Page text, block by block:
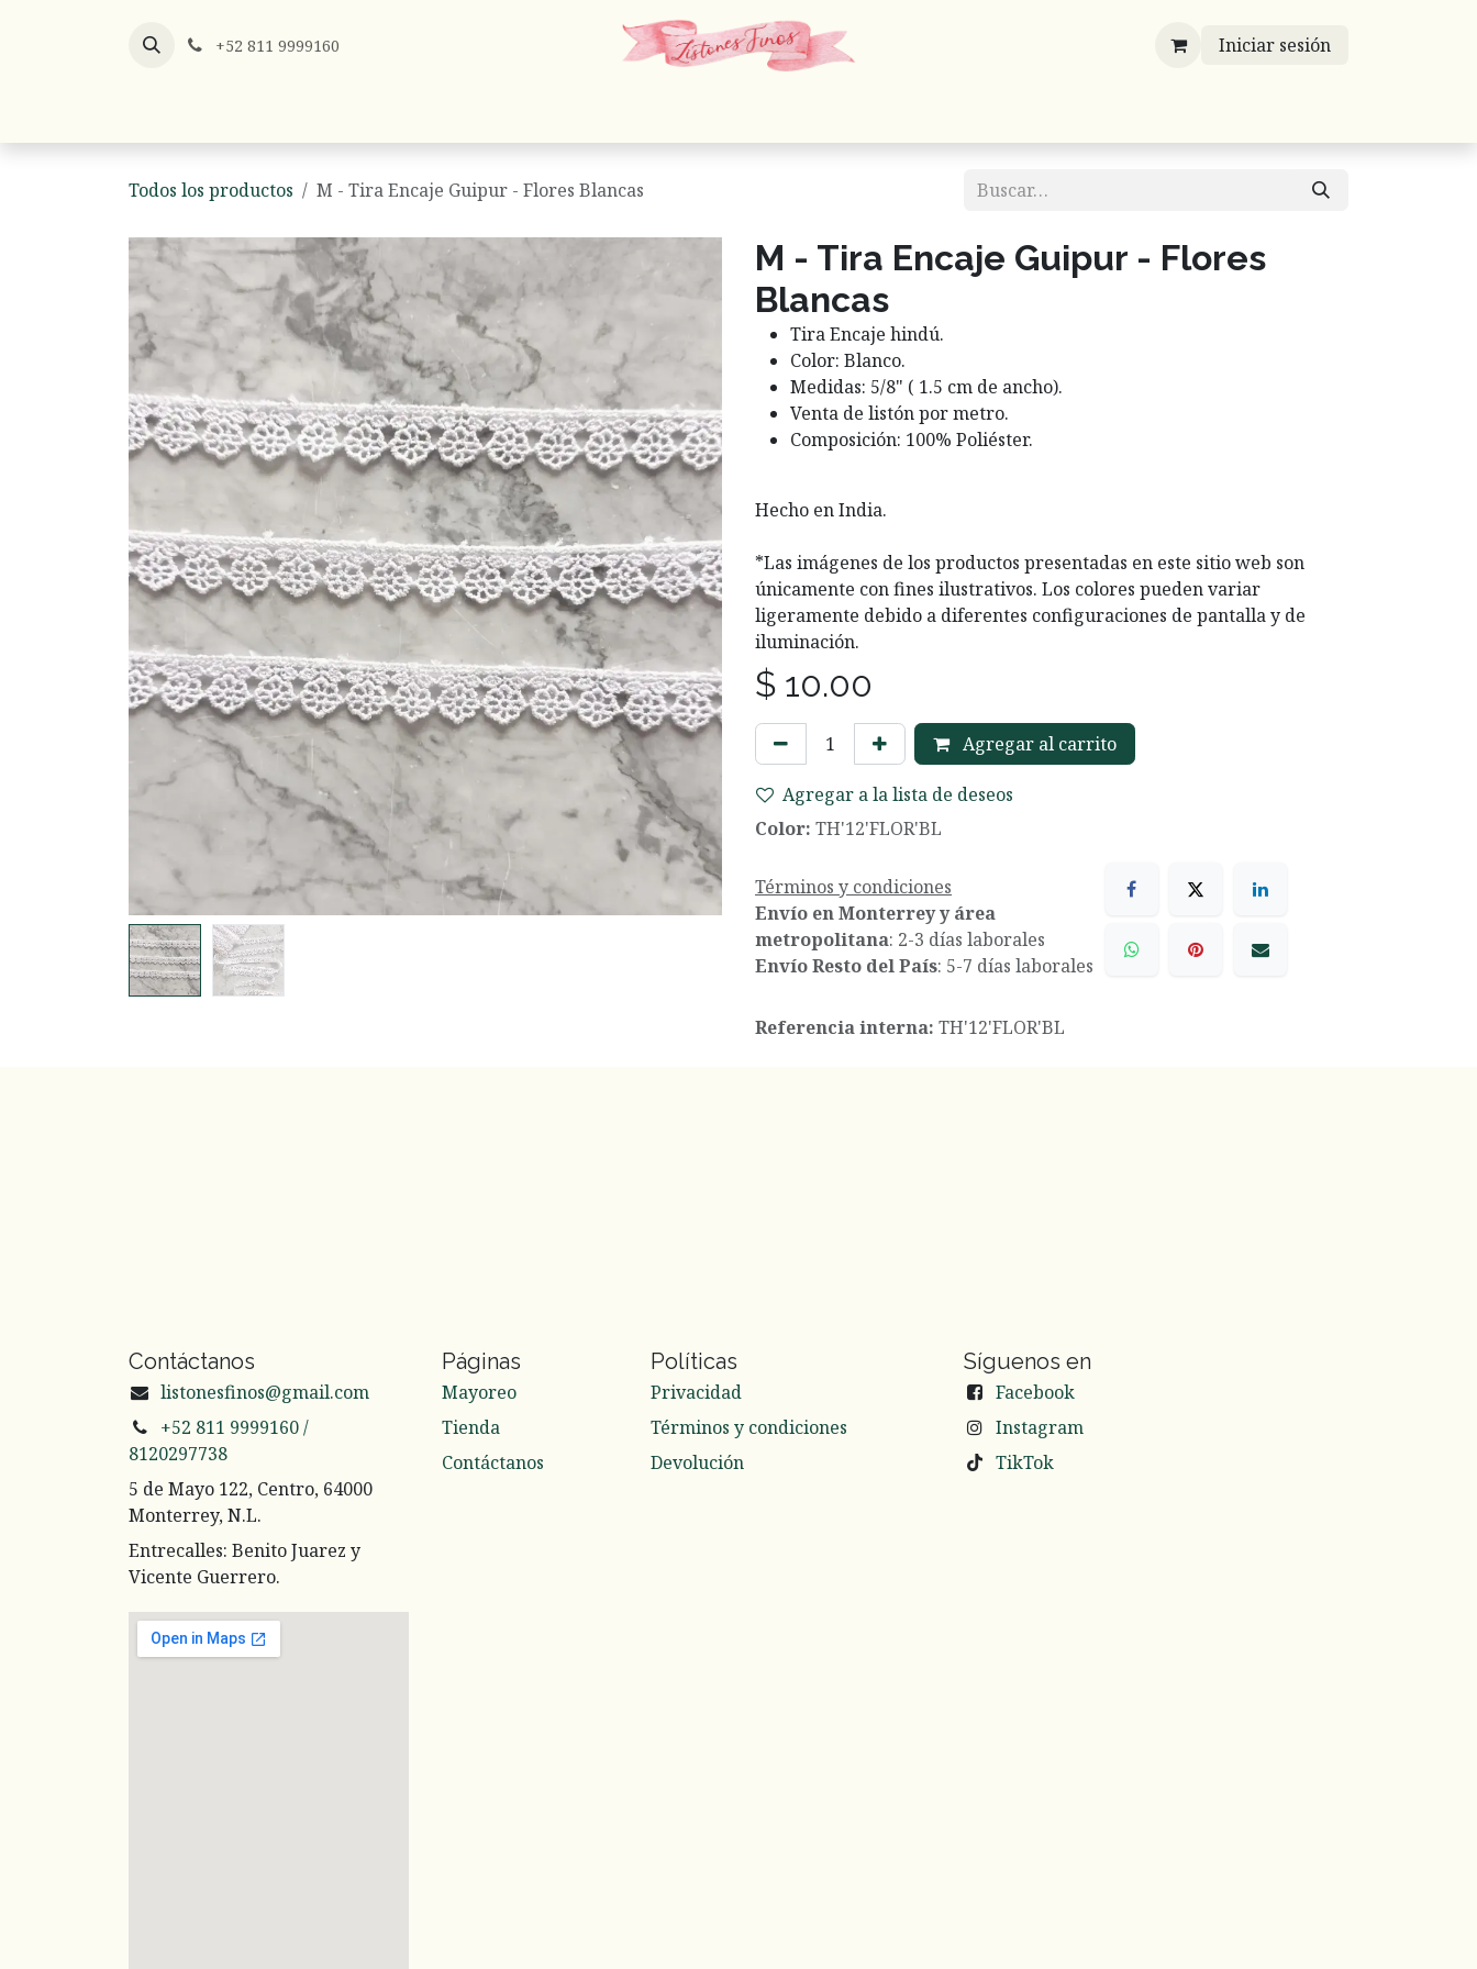
+52 811 9999160 Iniciar sesión
Todos los productos M - Tira Encaje Guipur - Flores Blancas
M - Tira Encaje Guipur - Flores
Blancas
Tira Encaje hindú.
Color: Blanco.
Medidas: 5/8" ( 1.5 cm de ancho).
Venta de listón por metro.
Composición: 100% Poliéster.
Hecho en India.
*Las imágenes de los productos presentadas en este sitio web son
únicamente con fines ilustrativos. Los colores pueden variar
ligeramente debido a diferentes configuraciones de pantalla y de
iluminación.
$ 10.00
Agregar al carrito
Agregar a la lista de deseos
Color: TH'12'FLOR'BL
Términos y condiciones
Envío en Monterrey y área
metropolitana: 2-3 días laborales
Envío Resto del País: 5-7 días laborales
Referencia interna: TH'12'FLOR'BL
Contáctanos
listonesfinos@gmail.com
+52 811 9999160 /
8120297738
5 de Mayo 122, Centro, 64000
Monterrey, N.L.
Entrecalles: Benito Juarez y
Vicente Guerrero.
Páginas
Mayoreo
Tienda
Contáctanos
Políticas
Privacidad
Términos y condiciones
Devolución
Síguenos en
Facebook
Instagram
TikTok